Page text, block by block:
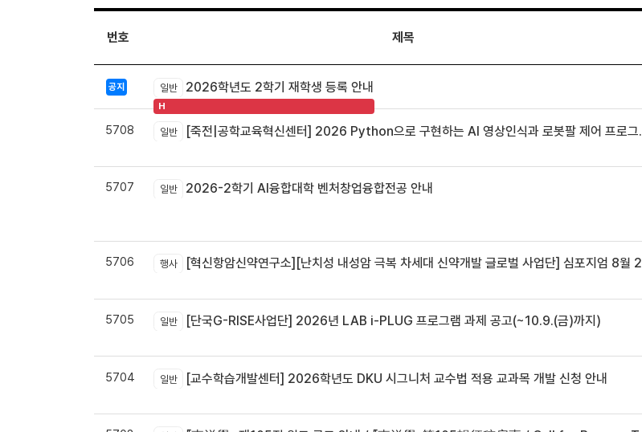
번호 제목
공지 일반 2026학년도 2학기 재학생 등록 안내
H
5708 일반 [죽전|공학교육혁신센터] 2026 Python으로 구현하는 AI 영상인식과 로봇팔 제어 프로그램 신청 안내
5707 일반 2026-2학기 AI융합대학 벤처창업융합전공 안내
5706 행사 [혁신항암신약연구소][난치성 내성암 극복 차세대 신약개발 글로벌 사업단] 심포지엄 8월 24일 ~ 25일
5705 일반 [단국G-RISE사업단] 2026년 LAB i-PLUG 프로그램 과제 공고(~10.9.(금)까지)
5704 일반 [교수학습개발센터] 2026학년도 DKU 시그니처 교수법 적용 교과목 개발 신청 안내